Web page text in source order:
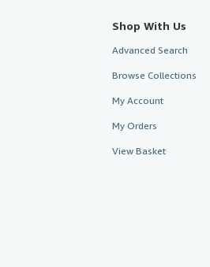
Shop With Us
Advanced Search
Browse Collections
My Account
My Orders
View Basket